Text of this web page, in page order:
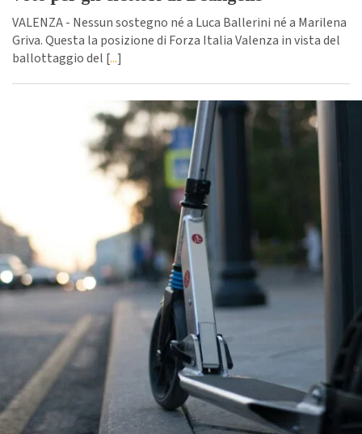
VALENZA - Nessun sostegno né a Luca Ballerini né a Marilena
Griva. Questa la posizione di Forza Italia Valenza in vista del
ballottaggio del [...]